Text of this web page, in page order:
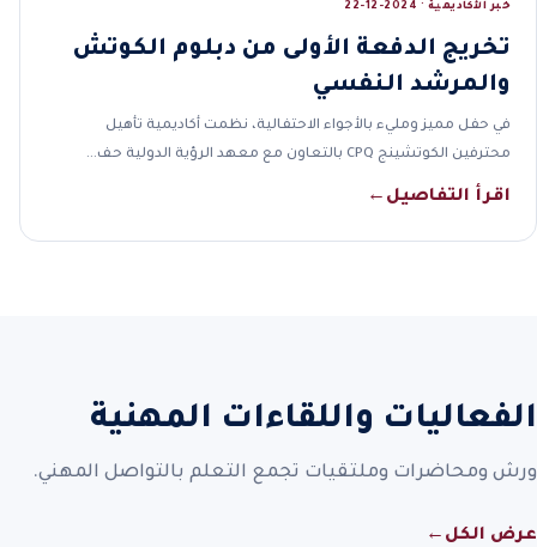
خبر الأكاديمية · 2024-12-22
تخريج الدفعة الأولى من دبلوم الكوتش
والمرشد النفسي
في حفل مميز ومليء بالأجواء الاحتفالية، نظمت أكاديمية تأهيل
محترفين الكوتشينج CPQ بالتعاون مع معهد الرؤية الدولية حف…
اقرأ التفاصيل ←
الفعاليات واللقاءات المهنية
ورش ومحاضرات وملتقيات تجمع التعلم بالتواصل المهني.
عرض الكل ←